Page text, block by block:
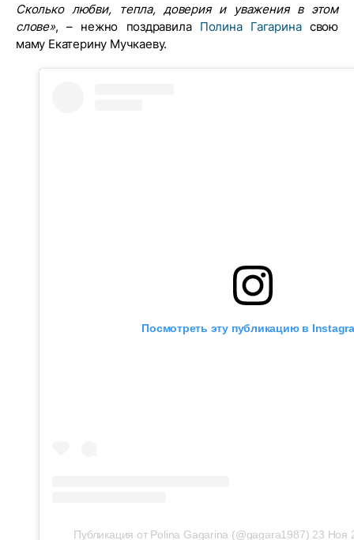
Сколько любви, тепла, доверия и уважения в этом
слове», – нежно поздравила Полина Гагаринасвою
маму Екатерину Мучкаеву.
Посмотреть эту публикацию в
Публикация от Polina Gagarina (@gagara1987) 23 Ноя